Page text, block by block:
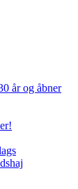
år og åbner